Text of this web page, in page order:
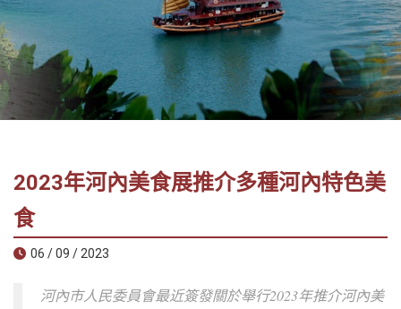
南
接
錫
遊
-
您
在
2023年河內美食展推介多種河內特色美
食
06 / 09 / 2023
河內市人民委員會最近簽發關於舉行2023年推介河內美